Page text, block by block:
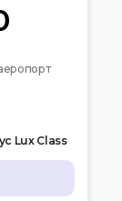
Lux Class